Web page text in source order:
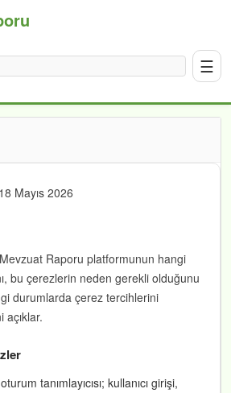
☰
18 Mayıs 2026
Raporu platformunun hangi
bu çerezlerin neden gerekli olduğunu
durumlarda çerez tercihlerini
tanımlayıcısı; kullanıcı girişi,